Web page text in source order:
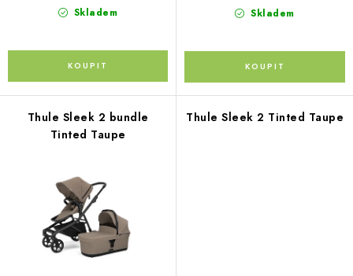
AUTOSTANY
CESTOVNÍ ZAVAZADLA
Kontakty O nás Doprava a platba
Obchodní podmínky
Skladem Skladem
Thule Sleek 2 bundle
Tinted Taupe
Thule Sleek 2 Tinted Taupe